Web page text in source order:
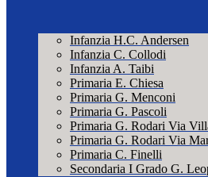
Infanzia H.C. Andersen
Infanzia C. Collodi
Infanzia A. Taibi
Primaria E. Chiesa
Primaria G. Menconi
Primaria G. Pascoli
Primaria G. Rodari Via
Primaria G. Rodari Via
Primaria C. Finelli
Secondaria I Grado G.